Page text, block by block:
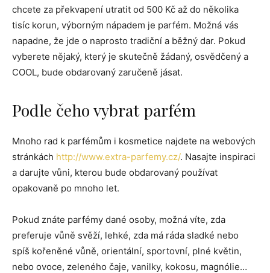
chcete za překvapení utratit od 500 Kč až do několika
tisíc korun, výborným nápadem je parfém. Možná vás
napadne, že jde o naprosto tradiční a běžný dar. Pokud
vyberete nějaký, který je skutečně žádaný, osvědčený a
COOL, bude obdarovaný zaručeně jásat.
Podle čeho vybrat parfém
Mnoho rad k parfémům i kosmetice najdete na webových
stránkách http://www.extra-parfemy.cz/. Nasajte inspiraci
a darujte vůni, kterou bude obdarovaný používat
opakovaně po mnoho let.
Pokud znáte parfémy dané osoby, možná víte, zda
preferuje vůně svěží, lehké, zda má ráda sladké nebo
spíš kořeněné vůně, orientální, sportovní, plné květin,
nebo ovoce, zeleného čaje, vanilky, kokosu, magnólie…